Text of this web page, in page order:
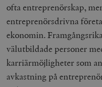
ofta entreprenörskap,
entreprenörsdrivna
ekonomin.
välutbildade personer
karriärmöjligheter som
avkastning på